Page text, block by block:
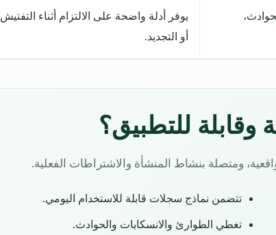
يوفر أدلة واضحة على الالتزام أثناء التفتيش
أو التجديد.
ومتصلة بنشاط المنشأة والاشتراطات الفعلية.
تتضمن نماذج سجلات قابلة للاستخدام اليومي.
تغطي الطوارئ والانسكابات والحوادث.